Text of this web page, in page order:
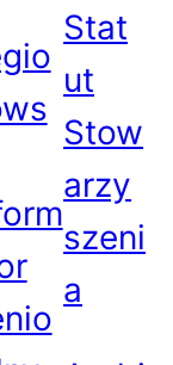
Stat
ut
Stow
arzy
szeni
a